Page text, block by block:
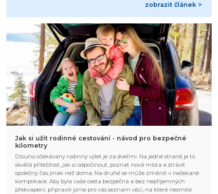
zobrazit článek >
Jak si užít rodinné cestování - návod pro bezpečné
kilometry
Dlouho očekávaný rodinný výlet je za dveřmi. Na jedné straně je to
skvělá příležitost, jak si odpočinout, poznat nová místa a strávit
společný čas jinak než doma. Na druhé se může změnit v nečekané
komplikace. Aby byla vaše cesta bezpečná a bez nepříjemných
překvapení, připravili jsme pro vás seznam věcí, na které nesmíte